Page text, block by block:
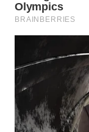
WN
WN
BINJAI
WN
CIREBON